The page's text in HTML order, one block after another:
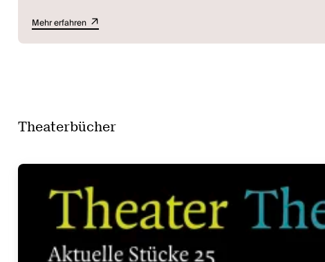
Mehr erfahren
Theaterbücher